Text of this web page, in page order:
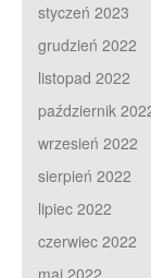
styczeń 2023
grudzień 2022
listopad 2022
październik
wrzesień 2022
sierpień 2022
lipiec 2022
czerwiec 2022